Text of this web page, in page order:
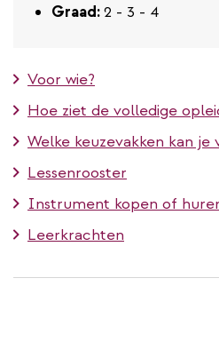
Graad:2 - 3 - 4
Voor wie?
Hoe ziet de volledige
Welke keuzevakken kan je
Lessenrooster
Instrument kopen of
Leerkrachten